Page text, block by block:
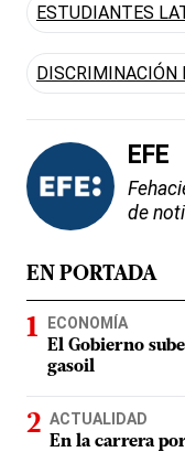
ESTUDIANTES
DISCRIMINACIÓN
EFE
de
EN PORTADA
ECONOMÍA
El Gobierno
gasoil
ACTUALIDAD
En la carrera